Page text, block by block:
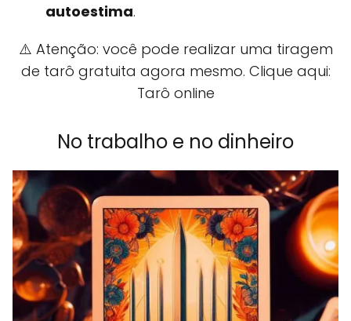
autoestima.
⚠️ Atenção: você pode realizar uma tiragem
de tarô gratuita agora mesmo. Clique aqui:
Tarô online
No trabalho e no dinheiro